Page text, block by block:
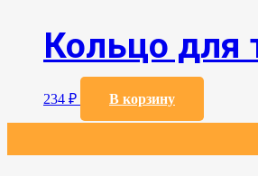
Кольцо для
234 ₽ В корзину